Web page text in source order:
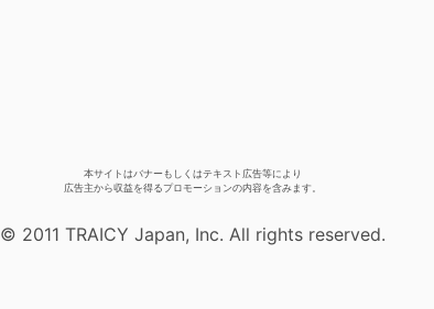
本サイトはバナーもしくはテキスト広告等により
広告主から収益を得るプロモーションの内容を含みます。
© 2011 TRAICY Japan, Inc. All rights reserved.